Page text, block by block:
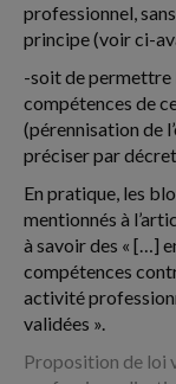
professionnel,
principe (voir ci-
-soit de permettre
compétences de
(pérennisation de
préciser par
En pratique, les
mentionnés à
à savoir des « […]
compétences
activité
validées ».
Proposition de loi